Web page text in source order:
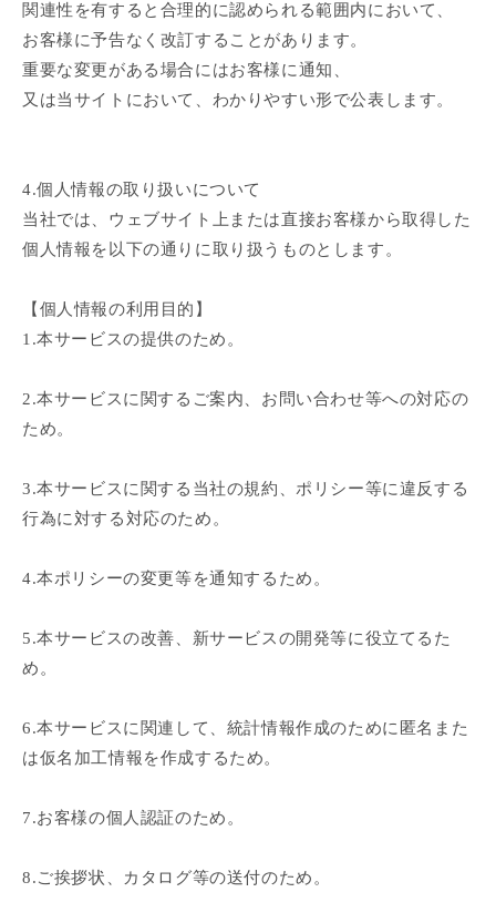
関連性を有すると合理的に認められる範囲内において、
お客様に予告なく改訂することがあります。
重要な変更がある場合にはお客様に通知、
又は当サイトにおいて、わかりやすい形で公表します。
4.個人情報の取り扱いについて
当社では、ウェブサイト上または直接お客様から取得した
個人情報を以下の通りに取り扱うものとします。
【個人情報の利用目的】
1.本サービスの提供のため。
2.本サービスに関するご案内、お問い合わせ等への対応の
ため。
3.本サービスに関する当社の規約、ポリシー等に違反する
行為に対する対応のため。
4.本ポリシーの変更等を通知するため。
5.本サービスの改善、新サービスの開発等に役立てるた
め。
6.本サービスに関連して、統計情報作成のために匿名また
は仮名加工情報を作成するため。
7.お客様の個人認証のため。
8.ご挨拶状、カタログ等の送付のため。